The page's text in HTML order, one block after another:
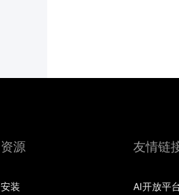
资源
安装
友情链
AI开放平